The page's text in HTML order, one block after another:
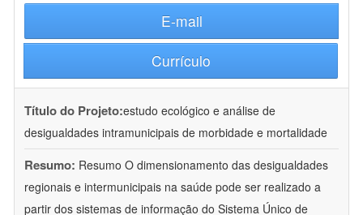
E-mail
Currículo
Título do Projeto:estudo ecológico e análise de
desigualdades intramunicipais de morbidade e mortalidade
Resumo: Resumo O dimensionamento das desigualdades
regionais e intermunicipais na saúde pode ser realizado a
partir dos sistemas de informação do Sistema Único de